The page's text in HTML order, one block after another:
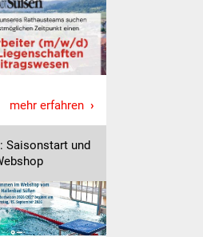
IKG Auen
Ausschreibungen
Ausschreibung
Europaweite
Ausschreibung
Beschränkte
Ausschreibung
mehr erfahren
Saisonstart und